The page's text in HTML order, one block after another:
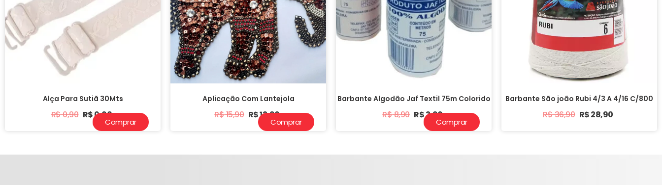
Alça Para Sutiã 30Mts
R$0,90 R$0,60
Aplicação Com Lantejola
R$15,90 R$13,90
Comprar
Barbante Algodão Jaf Textil 75m Colorido
R$8,90 R$3,90
Comprar
Barbante São joão Rubi 4/3 A 4/16 C/800
R$36,90 R$28,90
Comprar